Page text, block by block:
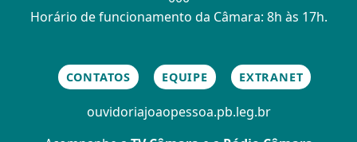
Horário de funcionamento da Câmara: 8h às 17h.
CONTATOS EQUIPE EXTRANET
ouvidoriajoaopessoa.pb.leg.br